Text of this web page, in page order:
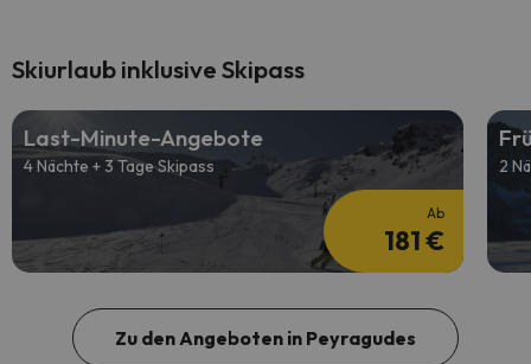
Skiurlaub inklusive Skipass
Last-Minute-Angebote
4 Nächte + 3 Tage Skipass
Ab
181 €
2
Zu den Angeboten in Peyragudes